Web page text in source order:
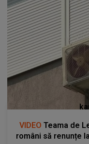
VIDEO Teama de
români să renunțe